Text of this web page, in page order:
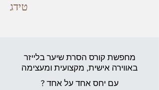
טידג
מחפשת קורס הסרת שיער בלייזר
באווירה אישית, מקצועית ומעצימה
עם יחס אחד על אחד ?